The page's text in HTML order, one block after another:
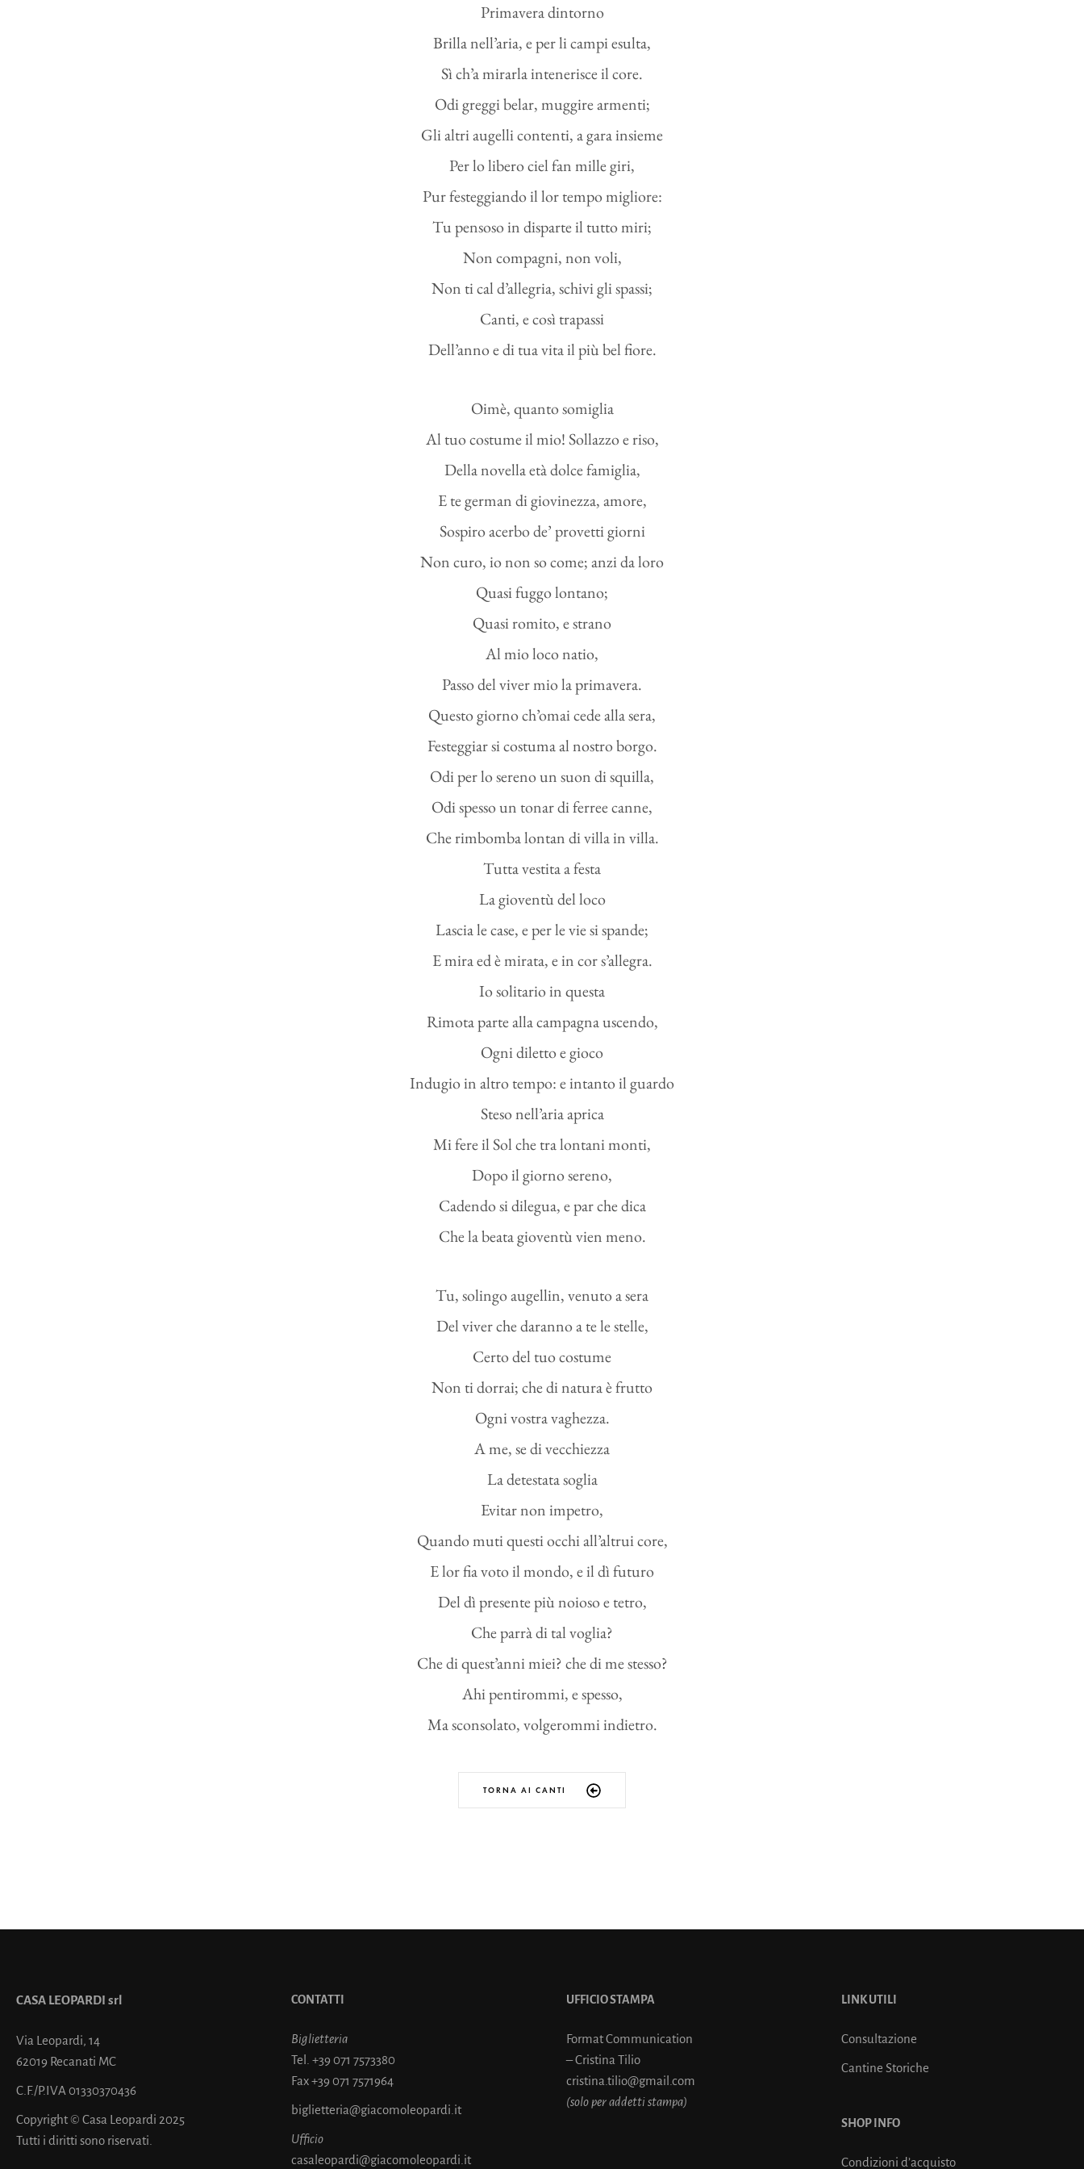
Primavera dintorno
Brilla nell’aria, e per li campi esulta,
Sì ch’a mirarla intenerisce il core.
Odi greggi belar, muggire armenti;
Gli altri augelli contenti, a gara insieme
Per lo libero ciel fan mille giri,
Pur festeggiando il lor tempo migliore:
Tu pensoso in disparte il tutto miri;
Non compagni, non voli,
Non ti cal d’allegria, schivi gli spassi;
Canti, e così trapassi
Dell’anno e di tua vita il più bel fiore.
Oimè, quanto somiglia
Al tuo costume il mio! Sollazzo e riso,
Della novella età dolce famiglia,
E te german di giovinezza, amore,
Sospiro acerbo de’ provetti giorni
Non curo, io non so come; anzi da loro
Quasi fuggo lontano;
Quasi romito, e strano
Al mio loco natio,
Passo del viver mio la primavera.
Questo giorno ch’omai cede alla sera,
Festeggiar si costuma al nostro borgo.
Odi per lo sereno un suon di squilla,
Odi spesso un tonar di ferree canne,
Che rimbomba lontan di villa in villa.
Tutta vestita a festa
La gioventù del loco
Lascia le case, e per le vie si spande;
E mira ed è mirata, e in cor s’allegra.
Io solitario in questa
Rimota parte alla campagna uscendo,
Ogni diletto e gioco
Indugio in altro tempo: e intanto il guardo
Steso nell’aria aprica
Mi fere il Sol che tra lontani monti,
Dopo il giorno sereno,
Cadendo si dilegua, e par che dica
Che la beata gioventù vien meno.
Tu, solingo augellin, venuto a sera
Del viver che daranno a te le stelle,
Certo del tuo costume
Non ti dorrai; che di natura è frutto
Ogni vostra vaghezza.
A me, se di vecchiezza
La detestata soglia
Evitar non impetro,
Quando muti questi occhi all’altrui core,
E lor fia voto il mondo, e il dì futuro
Del dì presente più noioso e tetro,
Che parrà di tal voglia?
Che di quest’anni miei? che di me stesso?
Ahi pentirommi, e spesso,
Ma sconsolato, volgerommi indietro.
TORNA AI CANTI
CASA LEOPARDI srl
Via Leopardi, 14
62019 Recanati MC
C.F./P.IVA 01330370436
Copyright © Casa Leopardi 2025
Tutti i diritti sono riservati.
CONTATTI
Biglietteria
Tel. +39 071 7573380
Fax+39 071 7571964
biglietteria@giacomoleopardi.it
Ufficio
casaleopardi@giacomoleopardi.it
UFFICIO STAMPA
Format Communication
– Cristina Tilio
cristina.tilio@gmail.com
(solo per addetti stampa)
LINK UTILI
Consultazione
Cantine Storiche
SHOP INFO
Condizioni d’acquisto